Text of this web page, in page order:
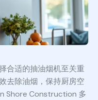
合适的抽油烟机至关重
去除油烟，保持厨房空
Shore Construction 多